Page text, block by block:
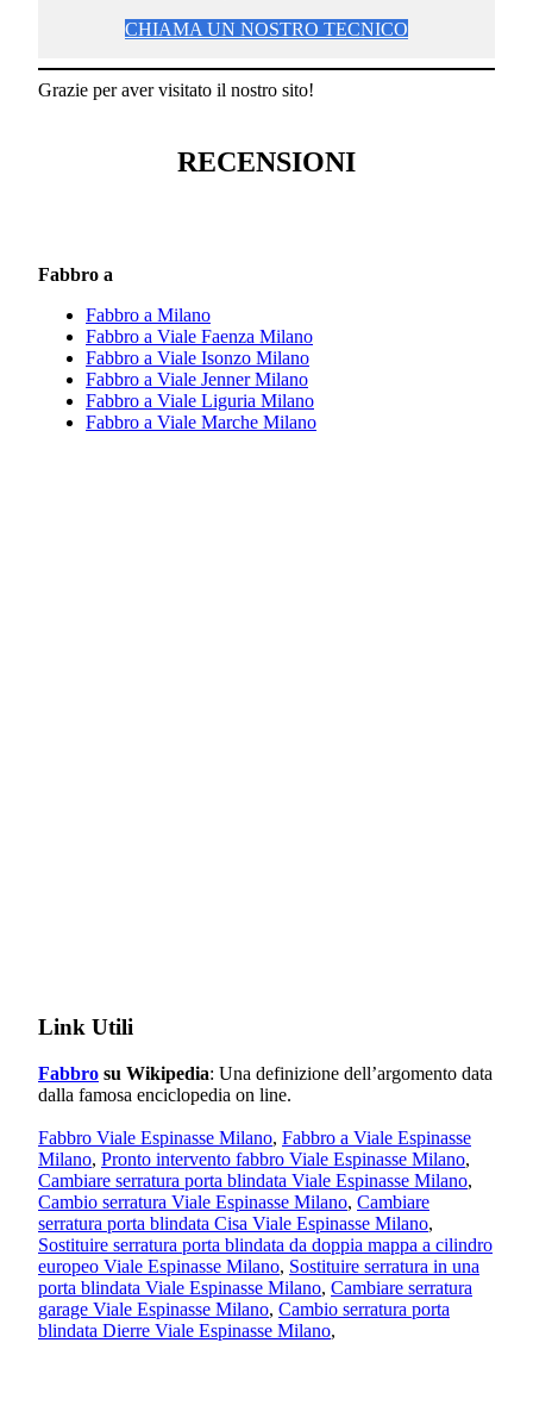
CHIAMA UN NOSTRO TECNICO
Grazie per aver visitato il nostro sito!
RECENSIONI
Fabbro a
Fabbro a Milano
Fabbro a Viale Faenza Milano
Fabbro a Viale Isonzo Milano
Fabbro a Viale Jenner Milano
Fabbro a Viale Liguria Milano
Fabbro a Viale Marche Milano
Link Utili
Fabbro su Wikipedia: Una definizione dell’argomento data
dalla famosa enciclopedia on line.
Fabbro Viale Espinasse Milano, Fabbro a Viale Espinasse
Milano, Pronto intervento fabbro Viale Espinasse Milano,
Cambiare serratura porta blindata Viale Espinasse Milano,
Cambio serratura Viale Espinasse Milano, Cambiare
serratura porta blindata Cisa Viale Espinasse Milano,
Sostituire serratura porta blindata da doppia mappa a cilindro
europeo Viale Espinasse Milano, Sostituire serratura in una
porta blindata Viale Espinasse Milano, Cambiare serratura
garage Viale Espinasse Milano, Cambio serratura porta
blindata Dierre Viale Espinasse Milano,